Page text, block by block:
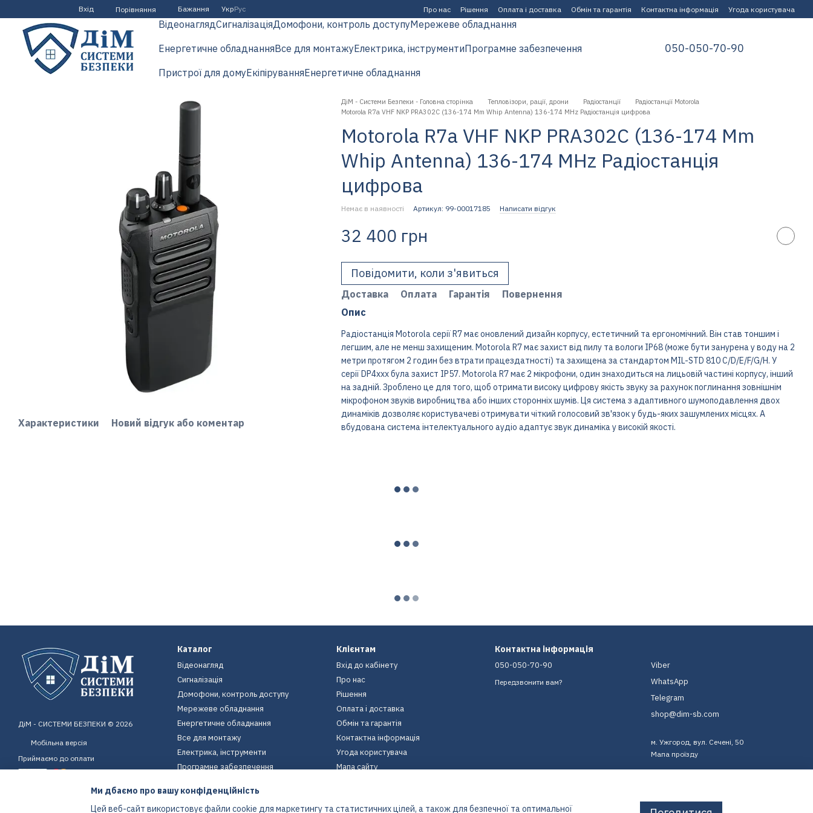
Перейти до основного контенту
Вхід Порівняння Бажання УкрРус Про нас Рішення Оплата і доставка Обмін та гарантія Контактна інформація Угода користувача
ВідеонаглядСигналізаціяДомофони, контроль доступуМережеве обладнання
Енергетичне обладнанняВсе для монтажуЕлектрика, інструментиПрограмне забезпечення
Пристрої для домуЕкіпіруванняЕнергетичне обладнання
050-050-70-90
Характеристики Новий відгук або коментар
ДіМ - Системи Безпеки - Головна сторінка Тепловізори, рації, дрони Радіостанції
Радіостанції Motorola
Motorola R7a VHF NKP PRA302C (136-174 Mm Whip Antenna) 136-174 MHz Радіостанція цифрова
Motorola R7a VHF NKP PRA302C (136-174 Mm
Whip Antenna) 136-174 MHz Радіостанція
цифрова
Немає в наявності Артикул: 99-00017185 Написати відгук
32 400 грн
Повідомити, коли з'явиться
Доставка Оплата Гарантія
Повернення
Опис
Радіостанція Motorola серії R7 має оновлений дизайн корпусу, естетичний та ергономічний. Він став тоншим і
легшим, але не менш захищеним. Motorola R7 має захист від пилу та вологи IP68 (може бути занурена у воду на 2
метри протягом 2 годин без втрати працездатності) та захищена за стандартом MIL-STD 810 C/D/E/F/G/H. У
серії DP4xxx була захист IP57. Motorola R7 має 2 мікрофони, один знаходиться на лицьовій частині корпусу, інший
на задній. Зроблено це для того, щоб отримати високу цифрову якість звуку за рахунок поглинання зовнішнім
мікрофоном звуків виробництва або інших сторонніх шумів. Ця система з адаптивного шумоподавлення двох
динаміків дозволяє користувачеві отримувати чіткий голосовий зв'язок у будь-яких зашумлених місцях. А
вбудована система інтелектуального аудіо адаптує звук динаміка у високій якості.
ДіМ - СИСТЕМИ БЕЗПЕКИ © 2026
Мобільна версія
Приймаємо до оплати
Каталог
Відеонагляд
Сигналізація
Домофони, контроль доступу
Мережеве обладнання
Енергетичне обладнання
Все для монтажу
Електрика, інструменти
Програмне забезпечення
Екіпірування
Енергетичне обладнання
Клієнтам
Вхід до кабінету
Про нас
Рішення
Оплата і доставка
Обмін та гарантія
Контактна інформація
Угода користувача
Мапа сайту
Контактна інформація
050-050-70-90
Передзвонити вам?
Viber
WhatsApp
Telegram
shop@dim-sb.com
м. Ужгород, вул. Сечені, 50
Мапа проїзду
Ми дбаємо про вашу конфіденційність
Цей веб-сайт використовує файли cookie для маркетингу та статистичних цілей, а також для безпечної та оптимальної